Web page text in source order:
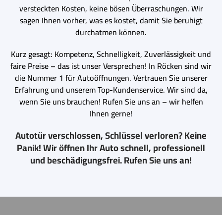
versteckten Kosten, keine bösen Überraschungen. Wir
sagen Ihnen vorher, was es kostet, damit Sie beruhigt
durchatmen können.
Kurz gesagt: Kompetenz, Schnelligkeit, Zuverlässigkeit und
faire Preise – das ist unser Versprechen! In Röcken sind wir
die Nummer 1 für Autoöffnungen. Vertrauen Sie unserer
Erfahrung und unserem Top-Kundenservice. Wir sind da,
wenn Sie uns brauchen! Rufen Sie uns an – wir helfen
Ihnen gerne!
Autotür verschlossen, Schlüssel verloren? Keine
Panik! Wir öffnen Ihr Auto schnell, professionell
und beschädigungsfrei. Rufen Sie uns an!